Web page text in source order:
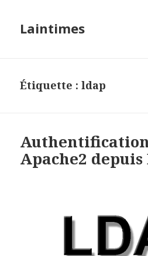
Laintimes
Étiquette :ldap
Apache2